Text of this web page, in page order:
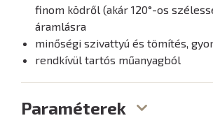
finom ködről (akár 120°-os
áramlásra
minőségi szivattyú és tömítés,
rendkívül tartós műanyagból
Paraméterek